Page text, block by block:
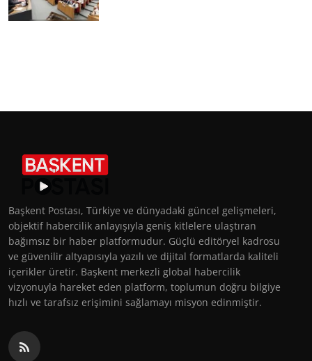
Başkent Postası, Türkiye ve dünyadaki güncel gelişmeleri,
objektif habercilik anlayışıyla geniş kitlelere ulaştıran
bağımsız bir haber platformudur. Güçlü editöryel kadrosu
ve güvenilir altyapısıyla yazılı ve dijital formatlarda kaliteli
içerikler üretir. Başkent merkezli global habercilik
vizyonuyla hareket eden platform, toplumun doğru bilgiye
hızlı ve tarafsız erişimini sağlamayı misyon edinmiştir.